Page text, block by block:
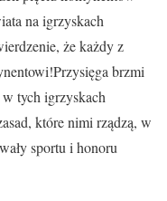
na igrzyskach
że każdy z
brzmi
w tych igrzyskach
które nimi rządzą, w
sportu i honoru